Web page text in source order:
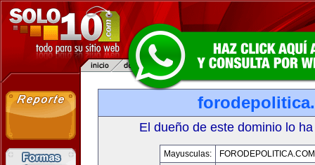
El dueño de este dominio lo
Mayusculas:
FORODEPOLITICA.COM